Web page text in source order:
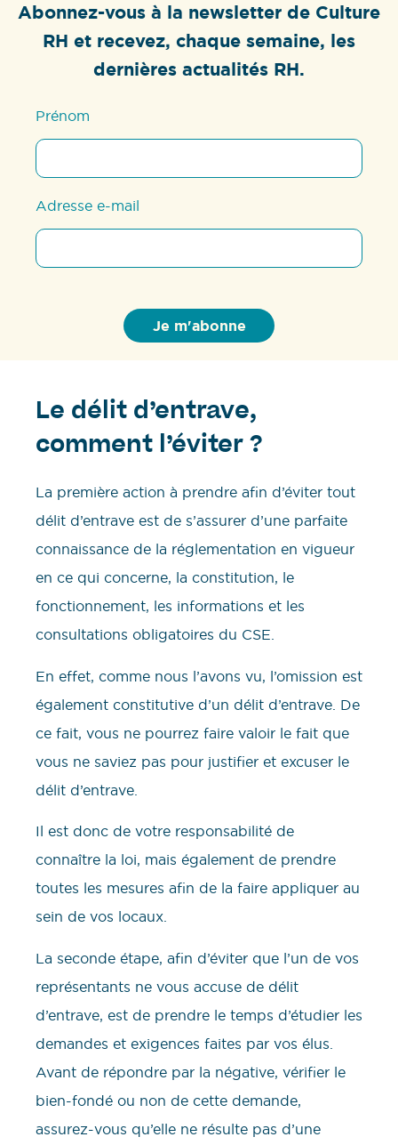
Abonnez-vous à la newsletter de Culture
RH et recevez, chaque semaine, les
dernières actualités RH.
Prénom
Adresse e-mail
Le délit d’entrave,
comment l’éviter ?
La première action à prendre afin d’éviter tout
délit d’entrave est de s’assurer d’une parfaite
connaissance de la réglementation en vigueur
en ce qui concerne, la constitution, le
fonctionnement, les informations et les
consultations obligatoires du CSE.
En effet, comme nous l’avons vu, l’omission est
également constitutive d’un délit d’entrave. De
ce fait, vous ne pourrez faire valoir le fait que
vous ne saviez pas pour justifier et excuser le
délit d’entrave.
Il est donc de votre responsabilité de
connaître la loi, mais également de prendre
toutes les mesures afin de la faire appliquer au
sein de vos locaux.
La seconde étape, afin d’éviter que l’un de vos
représentants ne vous accuse de délit
d’entrave, est de prendre le temps d’étudier les
demandes et exigences faites par vos élus.
Avant de répondre par la négative, vérifier le
bien-fondé ou non de cette demande,
assurez-vous qu’elle ne résulte pas d’une